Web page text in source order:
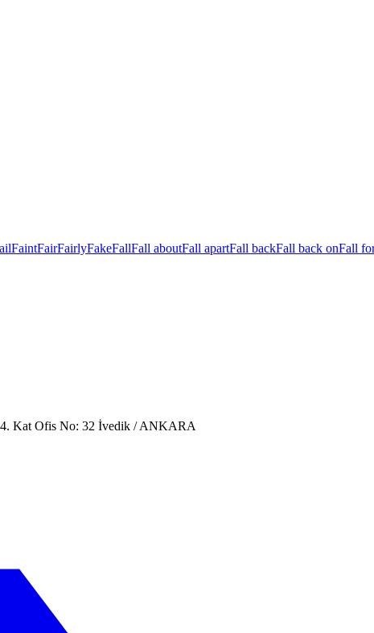
FaintFairFairlyFakeFallFall aboutFall apartFall backFall back onFall
4. Kat Ofis No: 32 İvedik / ANKARA